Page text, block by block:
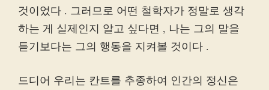
것이었다 . 그러므로 어떤 철학자가 정말로 생각
하는 게 실제인지 알고 싶다면 , 나는 그의 말을
듣기보다는 그의 행동을 지켜볼 것이다 .
드디어 우리는 칸트를 추종하여 인간의 정신은